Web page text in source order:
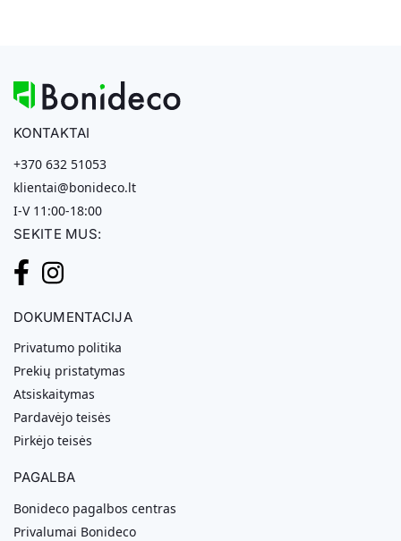
KONTAKTAI
+370 632 51053
klientai@bonideco.lt
I-V 11:00-18:00
SEKITE MUS:
DOKUMENTACIJA
Privatumo politika
Prekių pristatymas
Atsiskaitymas
Pardavėjo teisės
Pirkėjo teisės
PAGALBA
Bonideco pagalbos centras
Privalumai Bonideco